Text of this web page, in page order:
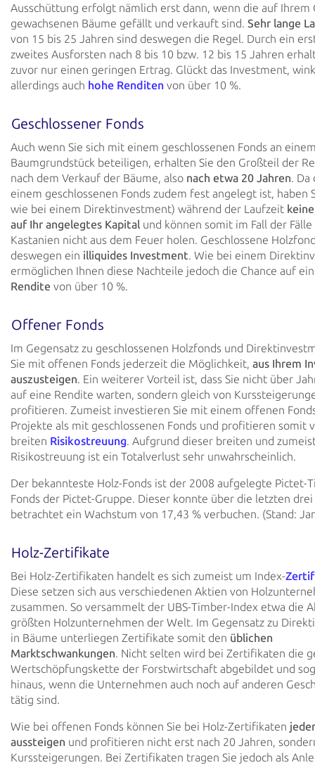
Ausschüttung erfolgt nämlich erst dann, wenn die auf Ihrem
gewachsenen Bäume gefällt und verkauft sind. Sehr lange
von 15 bis 25 Jahren sind deswegen die Regel. Durch ein
zweites Ausforsten nach 8 bis 10 bzw. 12 bis 15 Jahren
zuvor nur einen geringen Ertrag. Glückt das Investment,
allerdings auch hohe Renditen von über 10 %.
Geschlossener Fonds
Auch wenn Sie sich mit einem geschlossenen Fonds an
Baumgrundstück beteiligen, erhalten Sie den Großteil der
nach dem Verkauf der Bäume, also nach etwa 20 Jahren. Da
einem geschlossenen Fonds zudem fest angelegt ist, haben
wie bei einem Direktinvestment) während der Laufzeit
auf Ihr angelegtes Kapital und können somit im Fall der
Kastanien nicht aus dem Feuer holen. Geschlossene
deswegen ein illiquides Investment. Wie bei einem
ermöglichen Ihnen diese Nachteile jedoch die Chance auf
Rendite von über 10 %.
Offener Fonds
Im Gegensatz zu geschlossenen Holzfonds und
Sie mit offenen Fonds jederzeit die Möglichkeit, aus Ihrem
auszusteigen. Ein weiterer Vorteil ist, dass Sie nicht über
auf eine Rendite warten, sondern gleich von
profitieren. Zumeist investieren Sie mit einem offenen
Projekte als mit geschlossenen Fonds und profitieren somit
breiten Risikostreuung. Aufgrund dieser breiten und
Risikostreuung ist ein Totalverlust sehr unwahrscheinlich.
Der bekannteste Holz-Fonds ist der 2008 aufgelegte Pictet-
Fonds der Pictet-Gruppe. Dieser konnte über die letzten
betrachtet ein Wachstum von 17,43 % verbuchen. (Stand:
Holz-Zertifikate
Bei Holz-Zertifikaten handelt es sich zumeist um Index-
Diese setzen sich aus verschiedenen Aktien von
zusammen. So versammelt der UBS-Timber-Index etwa die
größten Holzunternehmen der Welt. Im Gegensatz zu
in Bäume unterliegen Zertifikate somit den üblichen
Marktschwankungen. Nicht selten wird bei Zertifikaten die
Wertschöpfungskette der Forstwirtschaft abgebildet und
hinaus, wenn die Unternehmen auch noch auf anderen
tätig sind.
Wie bei offenen Fonds können Sie bei Holz-Zertifikaten
aussteigen und profitieren nicht erst nach 20 Jahren,
Kurssteigerungen. Bei Zertifikaten tragen Sie jedoch als